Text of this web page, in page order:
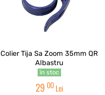
Colier Tija Sa Zoom 35mm QR
Albastru
în stoc
29 00 Lei